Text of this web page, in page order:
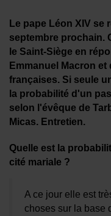
LES JEUX
JEUX CONCOURS
CONTACTEZ-NOUS
RÉGIE PUBLICTIAIRE
Le pape Léon XIV se
septembre prochain.
le Saint-Siège en
Emmanuel Macron
françaises. Si seule
la probabilité d'un
selon l'évêque de
Micas. Entretien.
Quelle est la
cité mariale ?
A ce jour elle est
choses sur la base